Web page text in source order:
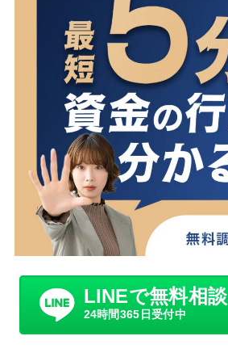
LINEで無料相談
24時間365日受付中